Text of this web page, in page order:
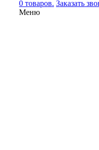
0 товаров. Заказать
Меню